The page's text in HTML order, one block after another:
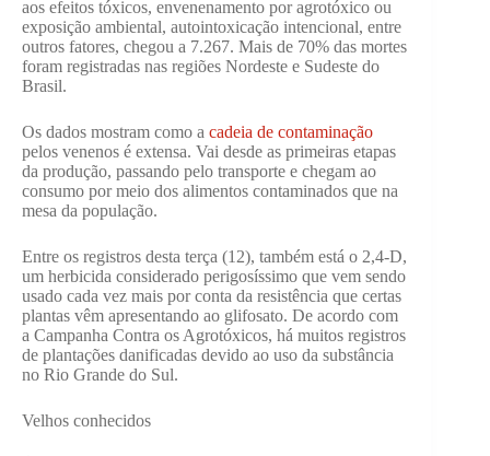
aos efeitos tóxicos, envenenamento por agrotóxico ou
exposição ambiental, autointoxicação intencional, entre
outros fatores, chegou a 7.267. Mais de 70% das mortes
foram registradas nas regiões Nordeste e Sudeste do
Brasil.
Os dados mostram como a cadeia de contaminação
pelos venenos é extensa. Vai desde as primeiras etapas
da produção, passando pelo transporte e chegam ao
consumo por meio dos alimentos contaminados que na
mesa da população.
Entre os registros desta terça (12), também está o 2,4-D,
um herbicida considerado perigosíssimo que vem sendo
usado cada vez mais por conta da resistência que certas
plantas vêm apresentando ao glifosato. De acordo com
a Campanha Contra os Agrotóxicos, há muitos registros
de plantações danificadas devido ao uso da substância
no Rio Grande do Sul.
Velhos conhecidos